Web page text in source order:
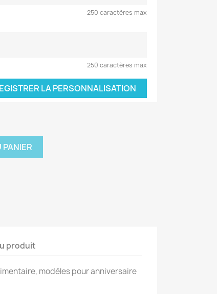
250 caractères max
250 caractères max
LA PERSONNALISATION
produit
modèles pour anniversaire